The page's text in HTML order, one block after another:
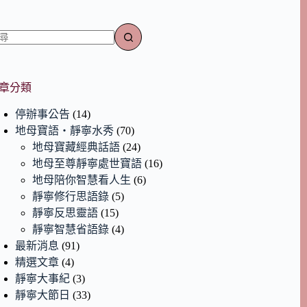
分類
停辦事公告 (14)
地母寶語‧靜寧水秀 (70)
地母寶藏經典話語 (24)
地母至尊靜寧處世寶語 (16)
地母陪你智慧看人生 (6)
靜寧修行思語錄 (5)
靜寧反思靈語 (15)
靜寧智慧省語錄 (4)
最新消息 (91)
精選文章 (4)
靜寧大事紀 (3)
靜寧大節日 (33)